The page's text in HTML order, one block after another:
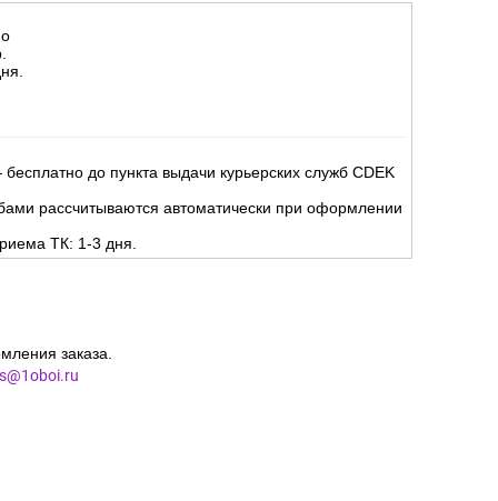
до пункта выдачи курьерских служб CDEK
рассчитываются автоматически при оформлении
ТК: 1-3 дня.
заказа.